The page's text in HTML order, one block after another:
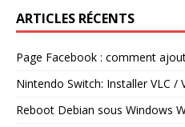
ARTICLES RÉCENTS
Page Facebook : comment
Nintendo Switch: Installer VLC /
Reboot Debian sous Windows